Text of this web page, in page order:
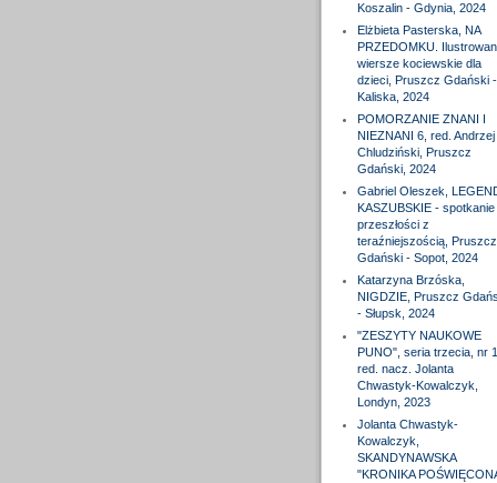
Koszalin - Gdynia, 2024
Elżbieta Pasterska, NA
PRZEDOMKU.
wiersze kociewskie dla
dzieci, Pruszcz Gdański -
Kaliska, 2024
POMORZANIE ZNANI I
NIEZNANI 6, red. Andrzej
Chludziński, Pruszcz
Gdański, 2024
Gabriel Oleszek,
KASZUBSKIE - spotkanie
przeszłości z
teraźniejszością, Pruszcz
Gdański - Sopot, 2024
Katarzyna Brzóska,
NIGDZIE, Pruszcz
- Słupsk, 2024
"ZESZYTY NAUKOWE
PUNO", seria trzecia, nr
red. nacz. Jolanta
Chwastyk-Kowalczyk,
Londyn, 2023
Jolanta Chwastyk-
Kowalczyk,
SKANDYNAWSKA
"KRONIKA